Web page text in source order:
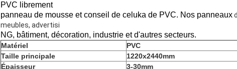
PVC librement
panneau de mousse et conseil de celuka de PVC. Nos panneaux
meubles, advertisi
NG, bâtiment, décoration, industrie et d'autres secteurs.
Matériel
PVC
Taille principale
1220x2440mm
Épaisseur
3-30mm